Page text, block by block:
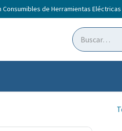
Consumibles de Herramientas